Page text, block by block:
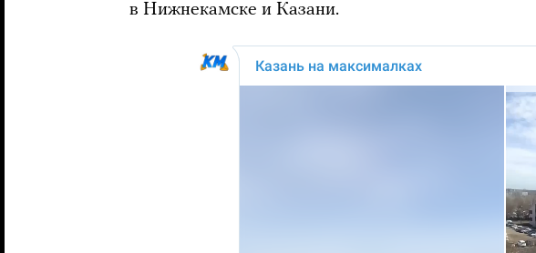
в Нижнекамске и Казани.